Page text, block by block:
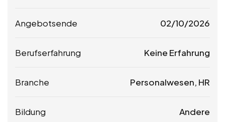
Angebotsende 02/10/2026
Berufserfahrung Keine Erfahrung
Branche Personalwesen, HR
Bildung Andere